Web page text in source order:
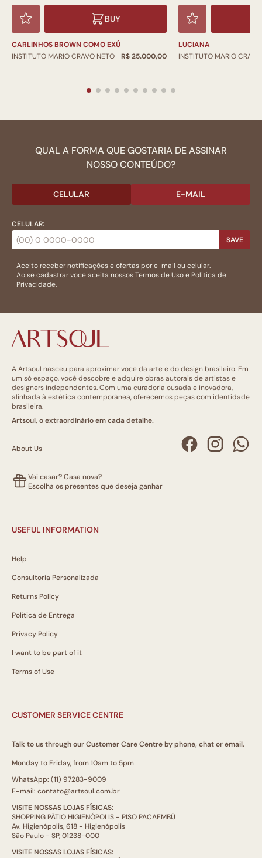
BUY
CARLINHOS BROWN COMO EXÚ
INSTITUTO MARIO CRAVO NETO
R$ 25.000,00
LUCIANA
INSTITUTO MARIO
QUAL A FORMA QUE GOSTARIA DE ASSINAR
NOSSO CONTEÚDO?
CELULAR E-MAIL
CELULAR:
SAVE
Aceito receber notificações e ofertas por e-mail ou celular.
Ao se cadastrar você aceita nossosTermos de Usoe Politica de
Privacidade.
A Artsoul nasceu para aproximar você da arte e do design brasileiro. Em
um só espaço, você descobre e adquire obras autorais de artistas e
designers independentes. Com uma curadoria ousada e inovadora,
alinhada à estética contemporânea, oferecemos peças com identidade
brasileira.
Artsoul, o extraordinário em cada detalhe.
About Us
Vai casar? Casa nova?
Escolha os presentes que deseja ganhar
USEFUL INFORMATION
Help
Consultoria Personalizada
Returns Policy
Política de Entrega
Privacy Policy
I want to be part of it
Terms of Use
CUSTOMER SERVICE CENTRE
Talk to us through our Customer Care Centre by phone, chat or email.
Monday to Friday, from 10am to 5pm
WhatsApp: (11) 97283-9009
E-mail: contato@artsoul.com.br
VISITE NOSSAS LOJAS FÍSICAS:
SHOPPING PÁTIO HIGIENÓPOLIS - PISO PACAEMBÚ
Av. Higienópolis, 618 - Higienópolis
São Paulo - SP, 01238-000
VISITE NOSSAS LOJAS FÍSICAS: